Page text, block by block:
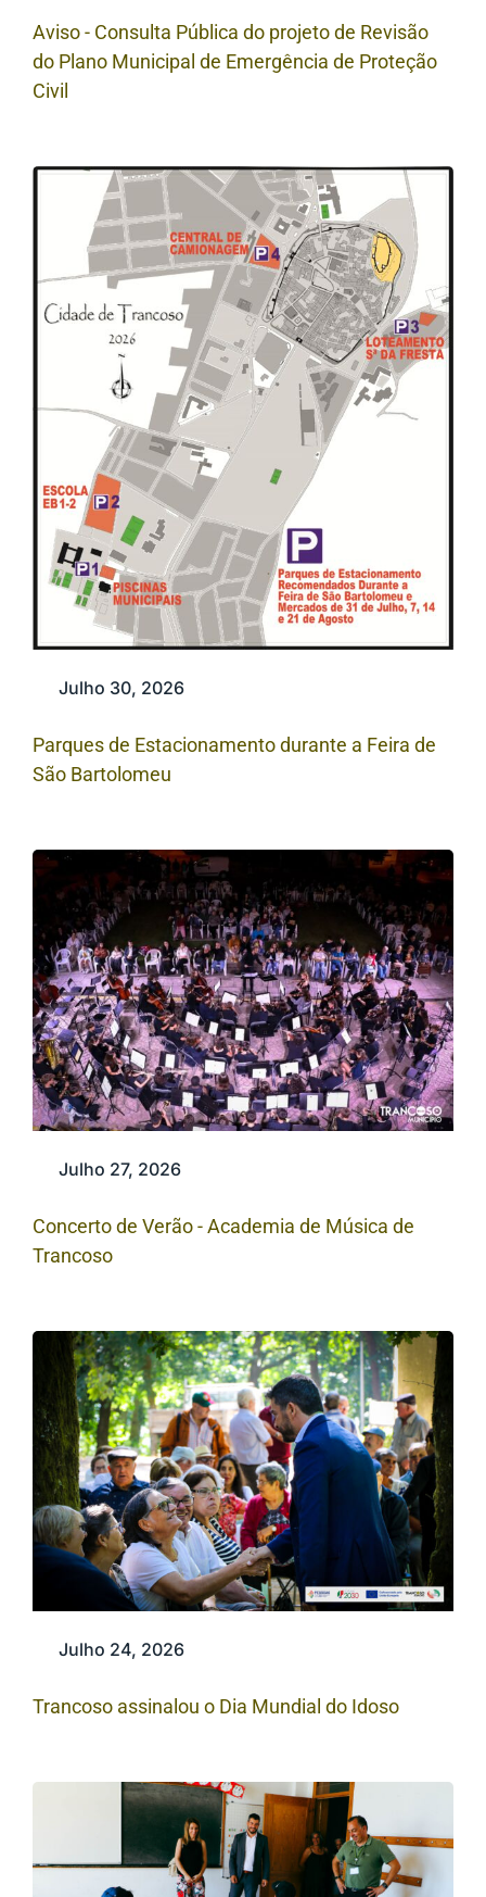
Aviso - Consulta Pública do projeto de Revisão
do Plano Municipal de Emergência de Proteção
Civil
Julho 30, 2026
Parques de Estacionamento durante a Feira de
São Bartolomeu
Julho 27, 2026
Concerto de Verão - Academia de Música de
Trancoso
Julho 24, 2026
Trancoso assinalou o Dia Mundial do Idoso